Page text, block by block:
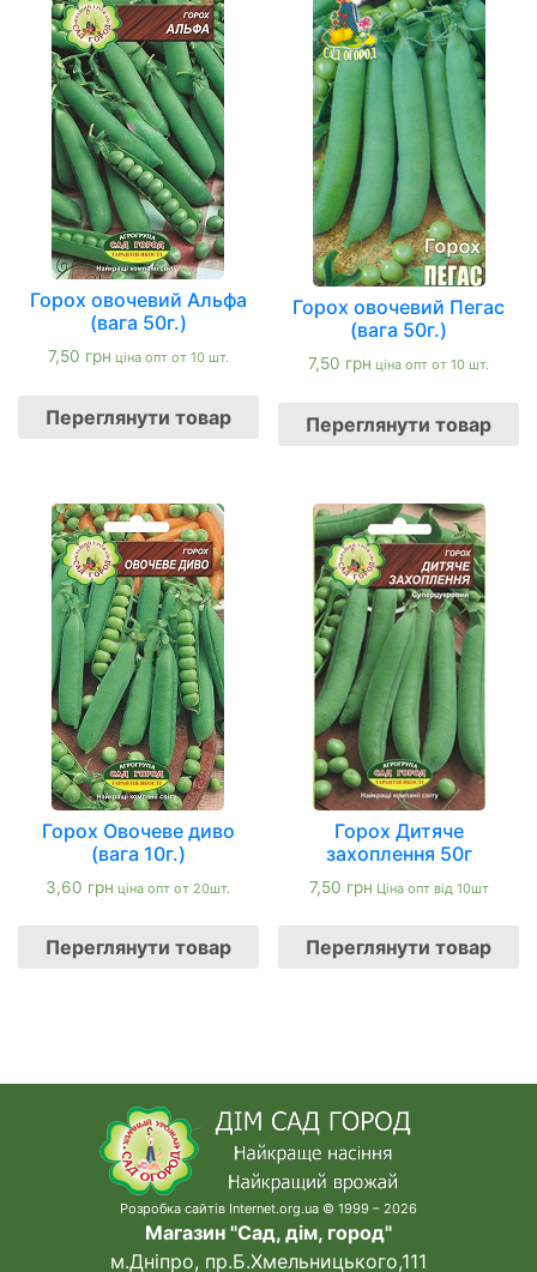
Горох овочевий Альфа
(вага 50г.)
7,50 грн ціна опт от 10 шт.
Переглянути товар
Горох овочевий Пегас
(вага 50г.)
7,50 грн ціна опт от 10 шт.
Переглянути товар
Горох Овочеве диво
(вага 10г.)
3,60 грн ціна опт от 20шт.
Переглянути товар
Горох Дитяче
захоплення 50г
7,50 грн Ціна опт від 10шт
Переглянути товар
Розробка сайтів Internet.org.ua © 1999 – 2026
Магазин "Сад, дім, город"
м.Дніпро, пр.Б.Хмельницького,111